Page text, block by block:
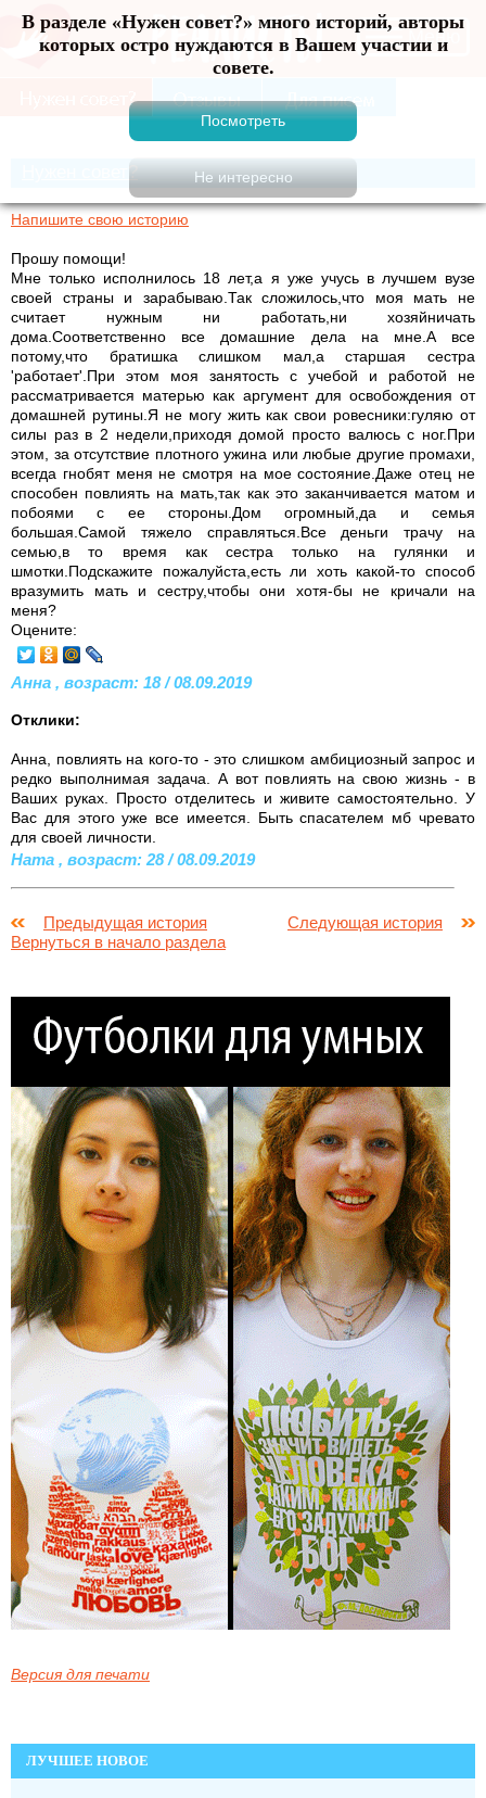
В разделе «Нужен совет?» много историй, авторы
которых остро нуждаются в Вашем участии и
совете.
Меню
Нужен совет?
Напишите свою историю
Прошу помощи!
Мне только исполнилось 18 лет,а я уже учусь в лучшем вузе
своей страны и зарабываю.Так сложилось,что моя мать не
считает нужным ни работать,ни хозяйничать
дома.Соответственно все домашние дела на мне.А все
потому,что братишка слишком мал,а старшая сестра
'работает'.При этом моя занятость с учебой и работой не
рассматривается матерью как аргумент для освобождения от
домашней рутины.Я не могу жить как свои ровесники:гуляю от
силы раз в 2 недели,приходя домой просто валюсь с ног.При
этом, за отсутствие плотного ужина или любые другие промахи,
всегда гнобят меня не смотря на мое состояние.Даже отец не
способен повлиять на мать,так как это заканчивается матом и
побоями с ее стороны.Дом огромный,да и семья
большая.Самой тяжело справляться.Все деньги трачу на
семью,в то время как сестра только на гулянки и
шмотки.Подскажите пожалуйста,есть ли хоть какой-то способ
вразумить мать и сестру,чтобы они хотя-бы не кричали на
меня?
Оцените:
Анна , возраст: 18 / 08.09.2019
Отклики:
Анна, повлиять на кого-то - это слишком амбициозный запрос и
редко выполнимая задача. А вот повлиять на свою жизнь - в
Ваших руках. Просто отделитесь и живите самостоятельно. У
Вас для этого уже все имеется. Быть спасателем мб чревато
для своей личности.
Ната , возраст: 28 / 08.09.2019
Предыдущая история
Следующая история
Вернуться в начало раздела
Версия для печати
ЛУЧШЕЕ НОВОЕ